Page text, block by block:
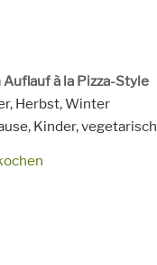
à la Pizza-Style
Herbst, Winter
Kinder,vegetarisch